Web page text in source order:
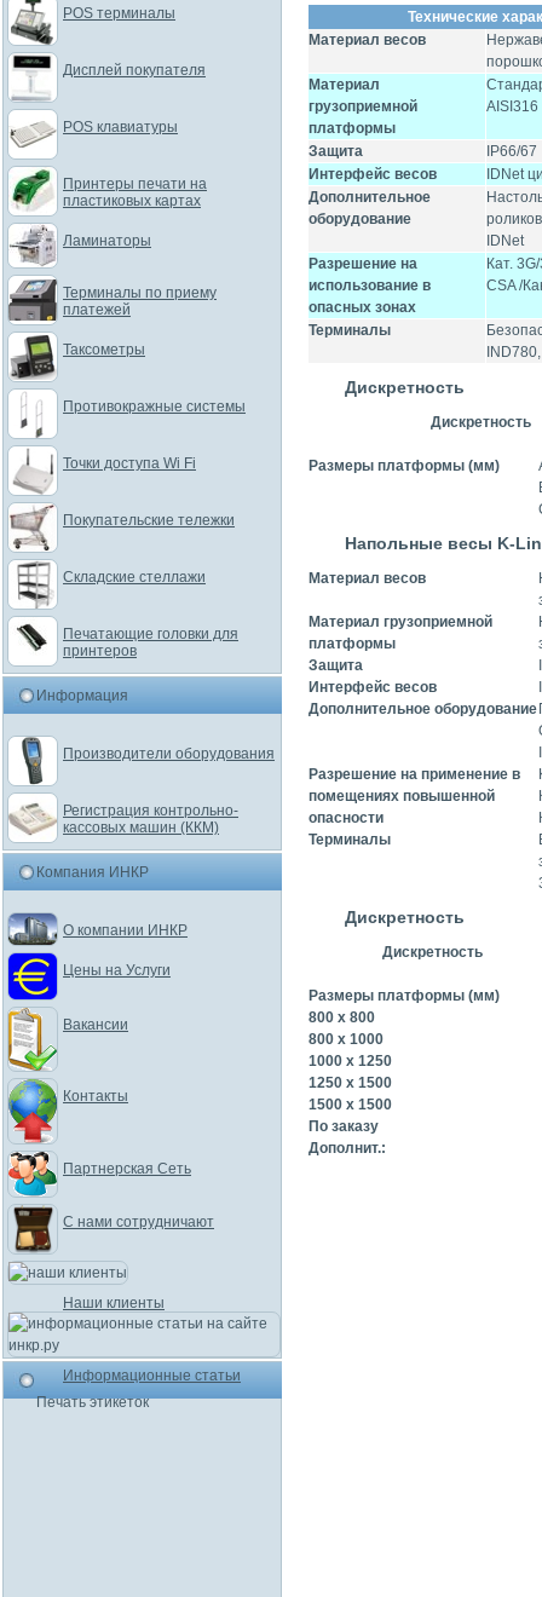
Технические
Материал весов
Материал
грузоприемной
платформы
AISI316
Защита
IP66/67
Интерфейс весов
IDNet
Дополнительное
оборудование
IDNet
Разрешение на
использование в
опасных зонах
Кат.
CSA /
Терминалы
Дискретность
Дискретность
Размеры платформы (мм)
Напольные весы K-
Материал весов
Материал грузоприемной
платформы
Защита
Интерфейс весов
Дополнительное оборудование
Разрешение на применение в
помещениях повышенной
опасности
Терминалы
Дискретность
Дискретность
Размеры платформы (мм)
800 x 800
800 x 1000
1000 x 1250
1250 x 1500
1500 x 1500
По заказу
Дополнит.:
POS терминалы
Дисплей покупателя
POS клавиатуры
Принтеры печати на
пластиковых картах
Ламинаторы
Терминалы по приему
платежей
Таксометры
Противокражные системы
Точки доступа Wi Fi
Покупательские тележки
Складские стеллажи
Печатающие головки для
принтеров
Информация
Производители оборудования
Регистрация контрольно-
кассовых машин (ККМ)
Компания ИНКР
О компании ИНКР
Цены на Услуги
Вакансии
Контакты
Партнерская Сеть
С нами сотрудничают
Наши клиенты
Информационные статьи
Печать этикеток